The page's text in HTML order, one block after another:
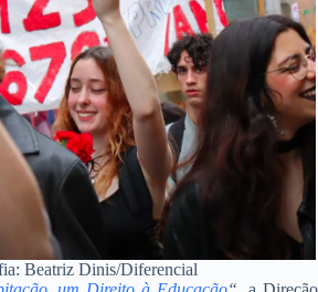
Beatriz Dinis/Diferencial